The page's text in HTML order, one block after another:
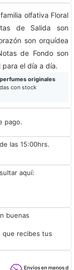
olfativa Floral
de Salida son
son orquídea
de Fondo son
el día a día.
originales
con stock
pago.
las 15:00hrs.
aquí:
buenas
que recibes tus
Envíos en menos de 24